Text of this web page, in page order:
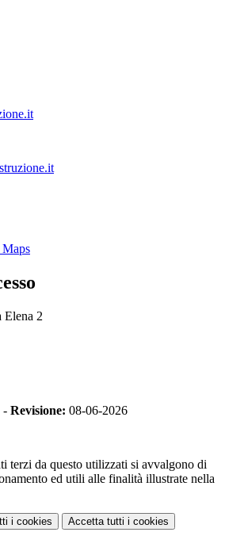
Elena 2
- Revisione: 08-06-2026
terzi da questo utilizzati si avvalgono di
ed utili alle finalità illustrate nella
i cookies Accetta tutti i cookies